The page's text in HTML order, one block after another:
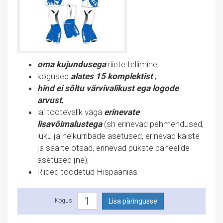
oma kujundusegariiete tellimine;
kogused alates 15 komplektist;
hind ei sõltu värvivalikust ega logode
arvust;
lai tootevalik väga erinevate
lisavõimalustega(sh erinevad pehmendused,
luku ja helkurribade asetused, erinevad käiste
ja säärte otsad, erinevad pükste paneelide
asetused jne);
Riided toodetud Hispaanias
Kogus